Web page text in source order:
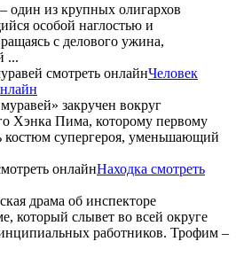
один из крупных олигархов
особой наглостью и
с делового ужина,
...
Человек
закручен вокруг
Хэнка Пима, которому первому
костюм супергероя, уменьшающий
Находка смотреть
драма об инспекторе
который слывет во всей округе
работников. Трофим –